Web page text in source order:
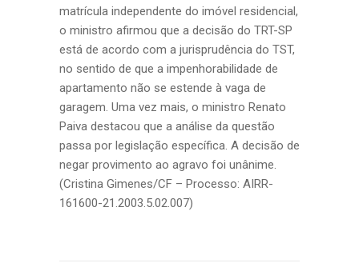
matrícula independente do imóvel residencial,
o ministro afirmou que a decisão do TRT-SP
está de acordo com a jurisprudência do TST,
no sentido de que a impenhorabilidade de
apartamento não se estende à vaga de
garagem. Uma vez mais, o ministro Renato
Paiva destacou que a análise da questão
passa por legislação específica. A decisão de
negar provimento ao agravo foi unânime.
(Cristina Gimenes/CF – Processo: AIRR-
161600-21.2003.5.02.007)